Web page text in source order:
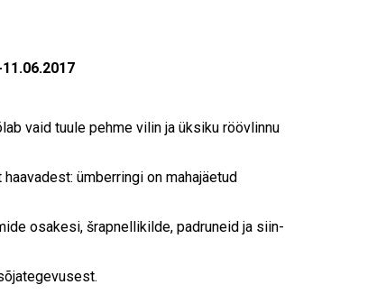
vaid tuule pehme vilin ja üksiku röövlinnu
ümberringi on mahajäetud
osakesi, šrapnellikilde, padruneid ja siin-